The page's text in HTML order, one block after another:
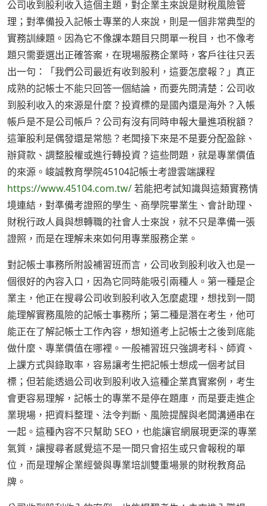
公司收到股利收入這個主題，對企業主來說是財稅風險管
理；對準備投入記帳士專業的人來說，則是一個非常典型的
實務訓練題。因為它不像課本題目只問單一稅目，也不像考
題只需要選出正確答案，在現場服務企業時，客戶往往只丟
出一句：「我們公司最近有收到股利，這要怎麼報？」真正
成熟的記帳士不能只回答一個結論，而要先問清楚：公司收
到股利收入的來源是什麼？投資標的是國內還是海外？入帳
帳戶是不是公司帳戶？公司有沒有同時申報大量進項稅額？
這筆股利是偶發還是常態？老闆接下來是不是要分配盈餘、
辦貸款、調整股權或進行轉投資？這些問題，就是專業價值
的來源。峻誠教育學院45104記帳士考證雲端課程
https://www.45104.com.tw/若能把考試知識與這類實務情
境連結，對準備考證照的學生、商學院畢業生、會計助理、
財稅行政人員與想轉職的社會人士來說，就不只是準備一張
證照，而是在理解未來如何用專業服務企業。
對記帳士事務所附設補習班而言，公司收到股利收入也是一
個很好的內容入口，因為它同時能吸引兩種人。第一種是企
業主，他正在搜尋公司收到股利收入怎麼處理，想找到一間
能理解實務風險的記帳士事務所；第二種是潛在考生，他可
能正在了解記帳士工作內容，想知道考上記帳士之後到底能
做什麼、專業價值在哪裡。一般補習班只強調考科、師資、
上課方式與錄取率，容易讓考生把記帳士想成一個考試目
標；但若能透過公司收到股利收入這種企業真實案例，考生
會更容易理解，記帳士的專業不是停在題庫，而是要走進企
業現場，把資料整理、法令判斷、風險提醒與老闆溝通串在
一起。這種內容不只幫助 SEO，也能讓官網展現更深的專業
氣質，讓搜尋者感覺這不是一間只會招生或只會報稅的單
位，而是理解企業經營與專業培訓雙重場景的財稅教育品
牌。